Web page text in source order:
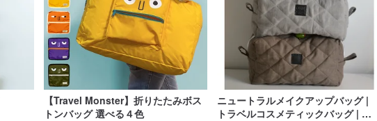
【Travel Monster】折りたたみボス
トンバッグ 選べる４色
ニュートラルメイクアップバッグ |
トラベルコスメティックバッグ | セ